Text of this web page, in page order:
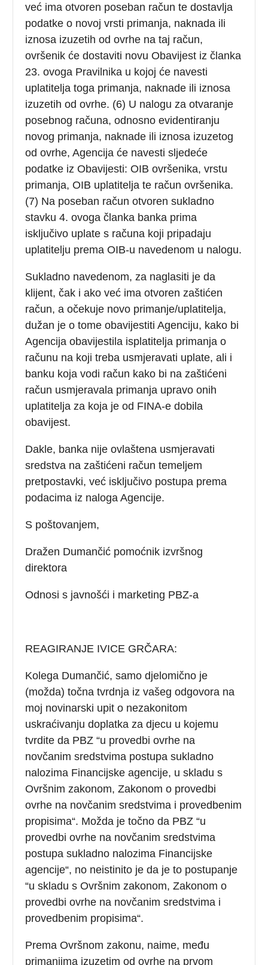
već ima otvoren poseban račun te dostavlja
podatke o novoj vrsti primanja, naknada ili
iznosa izuzetih od ovrhe na taj račun,
ovršenik će dostaviti novu Obavijest iz članka
23. ovoga Pravilnika u kojoj će navesti
uplatitelja toga primanja, naknade ili iznosa
izuzetih od ovrhe. (6) U nalogu za otvaranje
posebnog računa, odnosno evidentiranju
novog primanja, naknade ili iznosa izuzetog
od ovrhe, Agencija će navesti sljedeće
podatke iz Obavijesti: OIB ovršenika, vrstu
primanja, OIB uplatitelja te račun ovršenika.
(7) Na poseban račun otvoren sukladno
stavku 4. ovoga članka banka prima
isključivo uplate s računa koji pripadaju
uplatitelju prema OIB-u navedenom u nalogu.
Sukladno navedenom, za naglasiti je da
klijent, čak i ako već ima otvoren zaštićen
račun, a očekuje novo primanje/uplatitelja,
dužan je o tome obavijestiti Agenciju, kako bi
Agencija obavijestila isplatitelja primanja o
računu na koji treba usmjeravati uplate, ali i
banku koja vodi račun kako bi na zaštićeni
račun usmjeravala primanja upravo onih
uplatitelja za koja je od FINA-e dobila
obavijest.
Dakle, banka nije ovlaštena usmjeravati
sredstva na zaštićeni račun temeljem
pretpostavki, već isključivo postupa prema
podacima iz naloga Agencije.
S poštovanjem,
Dražen Dumančić pomoćnik izvršnog
direktora
Odnosi s javnošći i marketing PBZ-a
REAGIRANJE IVICE GRČARA:
Kolega Dumančić, samo djelomično je
(možda) točna tvrdnja iz vašeg odgovora na
moj novinarski upit o nezakonitom
uskraćivanju doplatka za djecu u kojemu
tvrdite da PBZ “u provedbi ovrhe na
novčanim sredstvima postupa sukladno
nalozima Financijske agencije, u skladu s
Ovršnim zakonom, Zakonom o provedbi
ovrhe na novčanim sredstvima i provedbenim
propisima“. Možda je točno da PBZ “u
provedbi ovrhe na novčanim sredstvima
postupa sukladno nalozima Financijske
agencije“, no neistinito je da je to postupanje
“u skladu s Ovršnim zakonom, Zakonom o
provedbi ovrhe na novčanim sredstvima i
provedbenim propisima“.
Prema Ovršnom zakonu, naime, među
primanjima izuzetim od ovrhe na prvom